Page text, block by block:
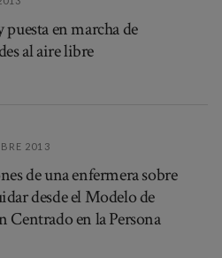
puesta en marcha de
al aire libre
2013
de una enfermera sobre
desde el Modelo de
Centrado en la Persona